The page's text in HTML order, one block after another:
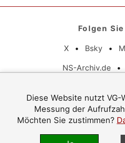
Folgen
X • Bsky •
NS-Archiv.de •
Datenschutz •
© 1996–2026
Diese Website nutzt
Messung der
Möchten Sie zustimmen?